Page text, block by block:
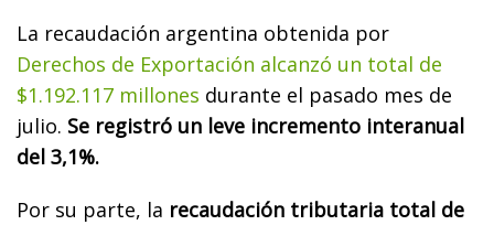
La recaudación argentina obtenida por
Derechos de Exportación alcanzó un total de
$1.192.117 millones durante el pasado mes de
julio. Se registró un leve incremento interanual
del 3,1%.
Por su parte, la recaudación tributaria total de